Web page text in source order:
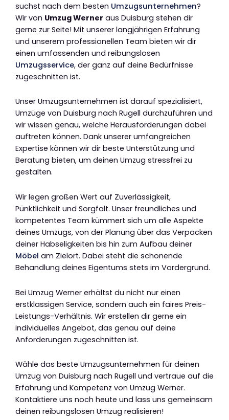
suchst nach dem besten Umzugsunternehmen?
Wir von Umzug Werner aus Duisburg stehen dir
gerne zur Seite! Mit unserer langjährigen Erfahrung
und unserem professionellen Team bieten wir dir
einen umfassenden und reibungslosen
Umzugsservice, der ganz auf deine Bedürfnisse
zugeschnitten ist.
Unser Umzugsunternehmen ist darauf spezialisiert,
Umzüge von Duisburg nach Rugell durchzuführen und
wir wissen genau, welche Herausforderungen dabei
auftreten können. Dank unserer umfangreichen
Expertise können wir dir beste Unterstützung und
Beratung bieten, um deinen Umzug stressfrei zu
gestalten.
Wir legen großen Wert auf Zuverlässigkeit,
Pünktlichkeit und Sorgfalt. Unser freundliches und
kompetentes Team kümmert sich um alle Aspekte
deines Umzugs, von der Planung über das Verpacken
deiner Habseligkeiten bis hin zum Aufbau deiner
Möbel am Zielort. Dabei steht die schonende
Behandlung deines Eigentums stets im Vordergrund.
Bei Umzug Werner erhältst du nicht nur einen
erstklassigen Service, sondern auch ein faires Preis-
Leistungs-Verhältnis. Wir erstellen dir gerne ein
individuelles Angebot, das genau auf deine
Anforderungen zugeschnitten ist.
Wähle das beste Umzugsunternehmen für deinen
Umzug von Duisburg nach Rugell und vertraue auf die
Erfahrung und Kompetenz von Umzug Werner.
Kontaktiere uns noch heute und lass uns gemeinsam
deinen reibungslosen Umzug realisieren!